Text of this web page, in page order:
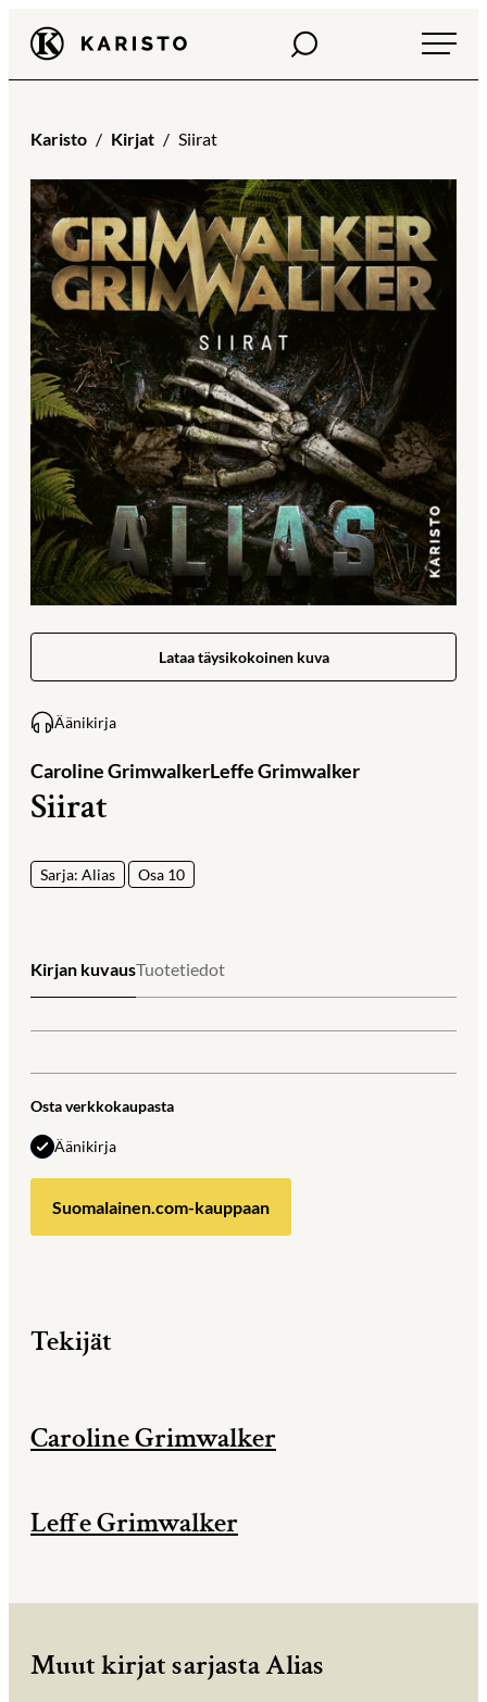
Siirry
suoraan
sisältöön
Karisto Haku
Karisto Kirjat Siirat
Lataa täysikokoinen kuva
Äänikirja
Caroline GrimwalkerLeffe Grimwalker
Siirat
Sarja: Alias Osa 10
Kirjan kuvausTuotetiedot
Osta verkkokaupasta
Äänikirja
Suomalainen.com-kauppaan
Tekijät
Caroline Grimwalker
Leffe Grimwalker
Muut kirjat sarjasta Alias